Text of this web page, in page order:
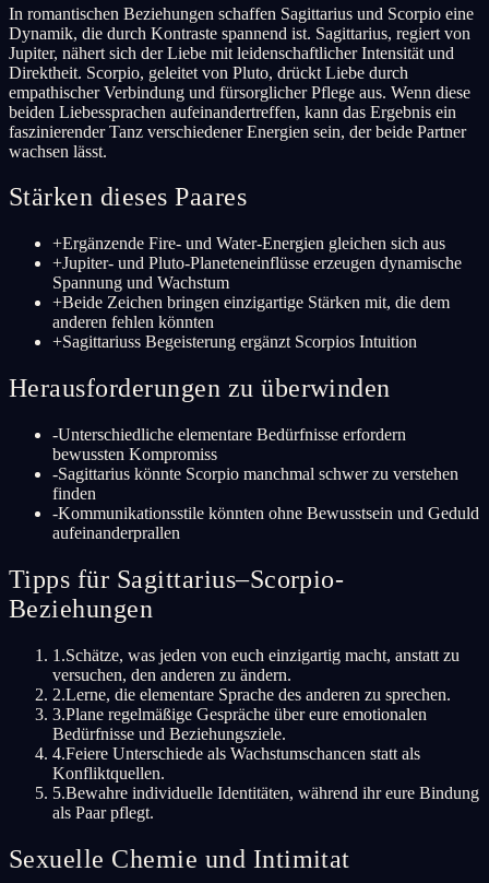
In romantischen Beziehungen schaffen Sagittarius und Scorpio eine
Dynamik, die durch Kontraste spannend ist. Sagittarius, regiert von
Jupiter, nähert sich der Liebe mit leidenschaftlicher Intensität und
Direktheit. Scorpio, geleitet von Pluto, drückt Liebe durch
empathischer Verbindung und fürsorglicher Pflege aus. Wenn diese
beiden Liebessprachen aufeinandertreffen, kann das Ergebnis ein
faszinierender Tanz verschiedener Energien sein, der beide Partner
wachsen lässt.
Stärken dieses Paares
+Ergänzende Fire- und Water-Energien gleichen sich aus
+Jupiter- und Pluto-Planeteneinflüsse erzeugen dynamische
Spannung und Wachstum
+Beide Zeichen bringen einzigartige Stärken mit, die dem
anderen fehlen könnten
+Sagittariuss Begeisterung ergänzt Scorpios Intuition
Herausforderungen zu überwinden
-Unterschiedliche elementare Bedürfnisse erfordern
bewussten Kompromiss
-Sagittarius könnte Scorpio manchmal schwer zu verstehen
finden
-Kommunikationsstile könnten ohne Bewusstsein und Geduld
aufeinanderprallen
Tipps für Sagittarius–Scorpio-
Beziehungen
1 .Schätze, was jeden von euch einzigartig macht, anstatt zu
versuchen, den anderen zu ändern.
2.Lerne, die elementare Sprache des anderen zu sprechen.
3.Plane regelmäßige Gespräche über eure emotionalen
Bedürfnisse und Beziehungsziele.
4.Feiere Unterschiede als Wachstumschancen statt als
Konfliktquellen.
5.Bewahre individuelle Identitäten, während ihr eure Bindung
als Paar pflegt.
Sexuelle Chemie und Intimitat